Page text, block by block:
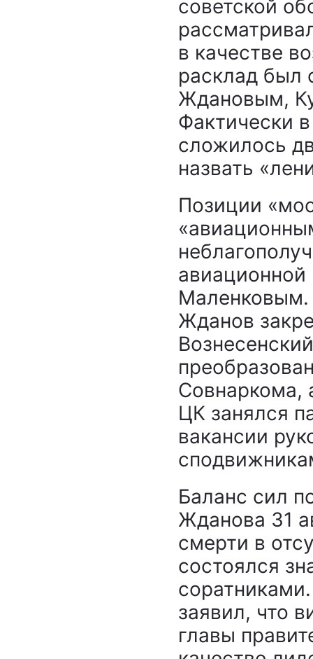
советской
в качестве
расклад был
Ждановым,
Фактически
сложилось
назвать
Позиции
Маленковым.
Жданов
Совнаркома,
ЦК занялся
вакансии
Баланс сил
Жданова 31
смерти в
состоялся
заявил, что
главы